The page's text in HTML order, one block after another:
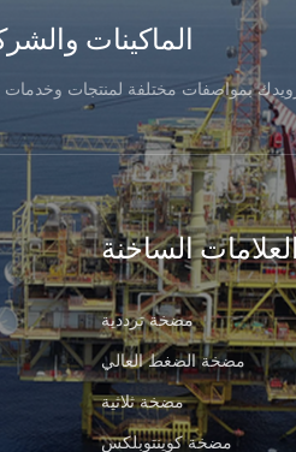
الماكينات
بمواصفات مختلفة لمنتجات
الساخنة
مضخة ترددية
مضخة الضغط العالي
مضخة ثلاثية
مضخة كوينتوبلكس